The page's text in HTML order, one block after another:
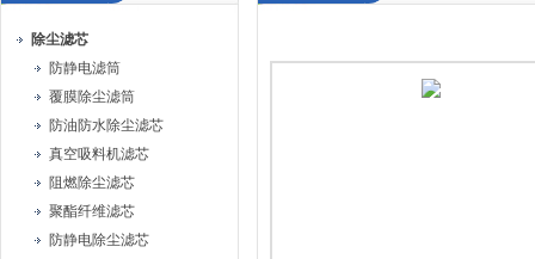
除尘滤芯
防静电滤筒
覆膜除尘滤筒
防油防水除尘滤芯
真空吸料机滤芯
阻燃除尘滤芯
聚酯纤维滤芯
防静电除尘滤芯